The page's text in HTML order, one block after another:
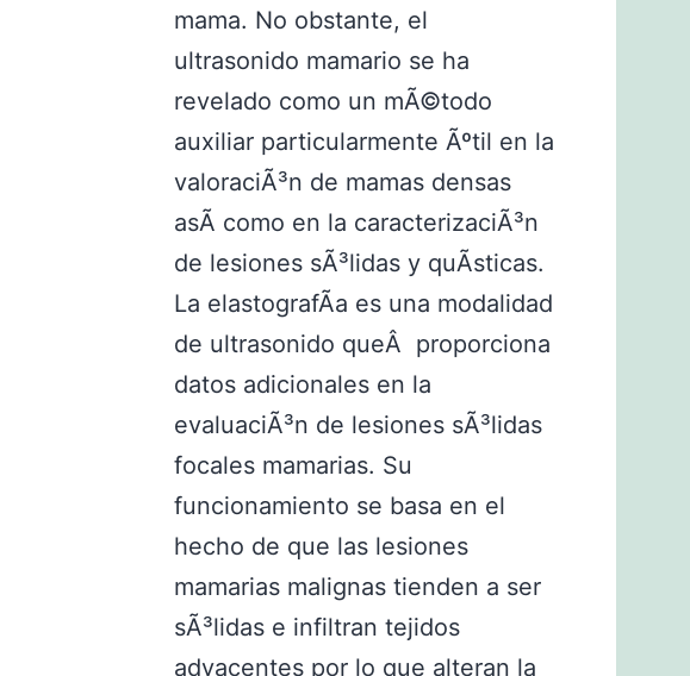
mama. No obstante, el
ultrasonido mamario se ha
revelado como un mÃ©todo
auxiliar particularmente Ãºtil en la
valoraciÃ³n de mamas densas
asÃ­ como en la caracterizaciÃ³n
de lesiones sÃ³lidas y quÃ­sticas.
La elastografÃ­a es una modalidad
de ultrasonido queÂ proporciona
datos adicionales en la
evaluaciÃ³n de lesiones sÃ³lidas
focales mamarias. Su
funcionamiento se basa en el
hecho de que las lesiones
mamarias malignas tienden a ser
sÃ³lidas e infiltran tejidos
adyacentes por lo que alteran la